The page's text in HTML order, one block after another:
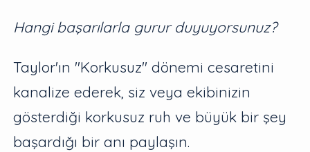
Hangi başarılarla gurur duyuyorsunuz?
Taylor'ın "Korkusuz" dönemi cesaretini
kanalize ederek, siz veya ekibinizin
gösterdiği korkusuz ruh ve büyük bir şey
başardığı bir anı paylaşın.